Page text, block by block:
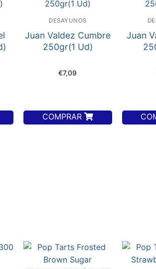
DESAYUNOS
Juan Valdez Cumbre
250gr(1 Ud)
€7,09
COMPRAR
Juan